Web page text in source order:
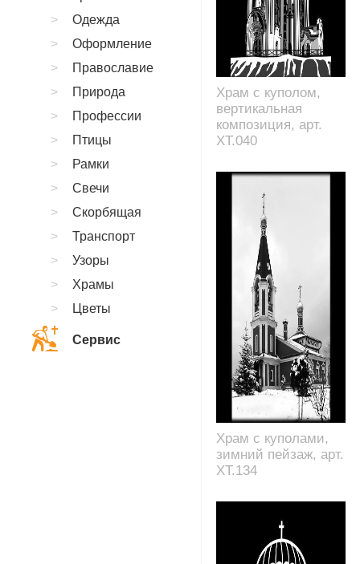
Храм с куполом,
вертикальная
композиция, арт.
XT.040
Храм с куполами,
зимний пейзаж, арт.
XT.134
Одежда
Оформление
Православие
Природа
Профессии
Птицы
Рамки
Свечи
Скорбящая
Транспорт
Узоры
Храмы
Цветы
Сервис